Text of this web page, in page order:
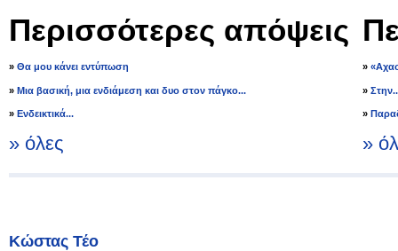
Περισσότερες απόψεις
» Θα μου κάνει εντύπωση
» Μια βασική, μια ενδιάμεση και δυο στον πάγκο...
» Ενδεικτικά...
» όλες
»
»
»
»
Κώστας Τέο